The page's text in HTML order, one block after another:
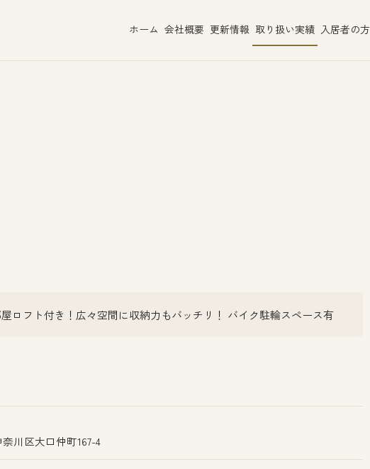
ホーム 会社概要 更新情報 取り扱い実績 入居者の方
ロフト付き！広々空間に収納力もバッチリ！ バイク駐輪スペース有
川区大口仲町167-4